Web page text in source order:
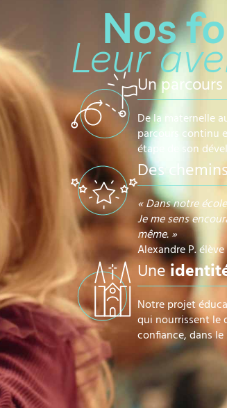
Nos
Leur
Un
De la maternelle
parcours continu
étape de son
Des
« Dans notre
Je me sens
même. »
Alexandre P.
Une
Notre projet
qui nourrissent le
confiance, dans